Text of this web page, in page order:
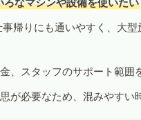
ろなマシンや設備を使いたい
帰りにも通いやすく、大
、スタッフのサポート範囲
が必要なため、混みやすい